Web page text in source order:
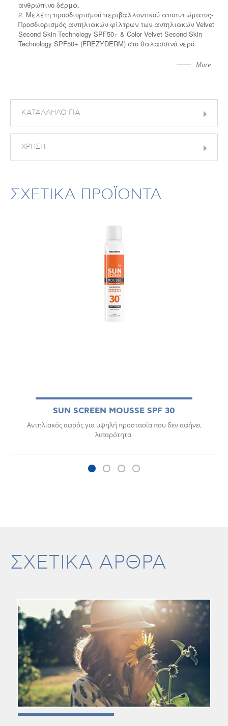
ανθρώπινο δέρμα.
2. Μελέτη προσδιορισμού περιβαλλοντικού αποτυπώματος-
Προσδιορισμός αντηλιακών φίλτρων των αντηλιακών Velvet
Second Skin Technology SPF50+ & Color Velvet Second Skin
Technology SPF50+ (FREZYDERM) στο θαλασσινό νερό.
More
ΚΑΤΑΛΛΗΛΟ ΓΙΑ
ΧΡΗΣΗ
ΣΧΕΤΙΚΑ ΠΡΟΪΟΝΤΑ
SUN SCREEN MOUSSE SPF 30
Αντηλιακός αφρός για υψηλή προστασία που δεν αφήνει
λιπαρότητα.
ΣΧΕΤΙΚΑ ΑΡΘΡΑ